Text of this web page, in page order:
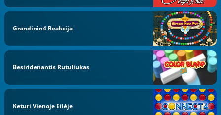
Grandinin4 Reakcija
Besiridenantis Rutuliukas
Keturi Vienoje Eilėje